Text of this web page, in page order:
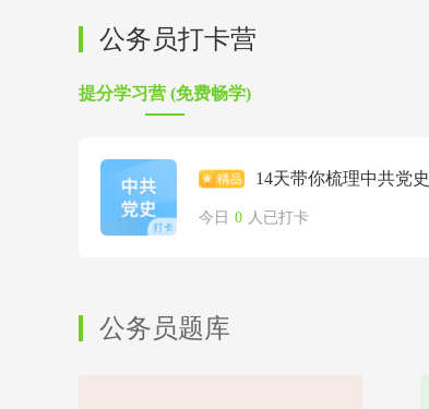
公务员打卡营
提分学习营 (免费畅学)
14天带你梳理中共党史
今日 0 人已打卡
公务员题库